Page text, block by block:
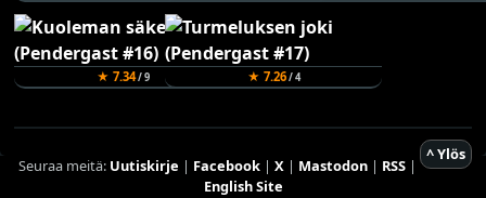
★ 7.34/ 9 ★ 7.26/ 4
^ Ylös
Seuraa meitä: Uutiskirje | Facebook| X| Mastodon| RSS|
English Site